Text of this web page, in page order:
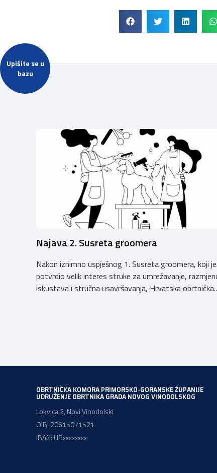
Upišite se u
bazu
Najava 2. Susreta groomera
Nakon iznimno uspješnog 1. Susreta groomera, koji je
potvrdio velik interes struke za umrežavanje,
iskustava i stručna usavršavanja, Hrvatska obrtnička
OBRTNIČKA KOMORA PRIMORSKO-GORANSKE ŽUPANIJE
UDRUŽENJE OBRTNIKA GRADA NOVOG VINODOLSKOG
Lokvica 2, Novi Vinodolski
OIB: 20615071521
IBAN: HRxxxxxxxx